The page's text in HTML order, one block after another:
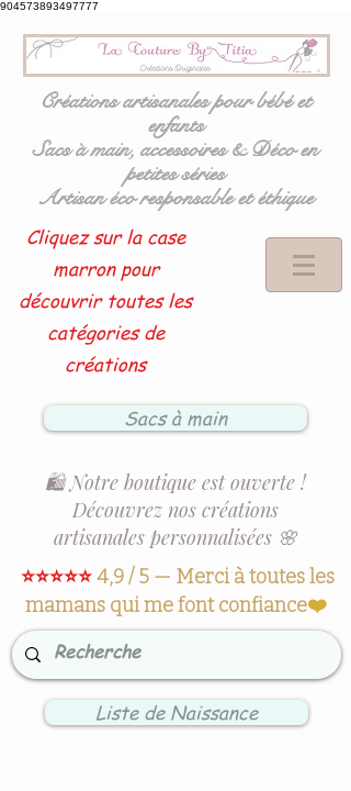
904573893497777
Créations artisanales pour bébé et
enfants
Sacs à main, accessoires & Déco en
petites séries
Artisan éco responsable et éthique
Cliquez sur la case
marron pour
découvrir toutes les
catégories de
créations
Sacs à main
🛍️ Notre boutique est ouverte !
Découvrez nos créations
artisanales personnalisées 🌸
⭐⭐⭐⭐⭐4,9 / 5 — Merci à toutes les
mamans qui me font confiance❤️
Liste de Naissance